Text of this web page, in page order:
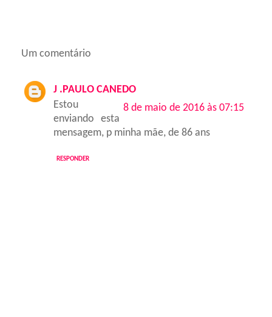
Um comentário
J .PAULO CANEDO
8 de maio de 2016 às 07:15
Estou
enviando esta
mensagem, p minha mãe, de 86 ans
RESPONDER